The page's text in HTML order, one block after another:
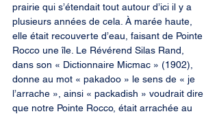
prairie qui s’étendait tout autour d’ici il y a
plusieurs années de cela. À marée haute,
elle était recouverte d’eau, faisant de Pointe
Rocco une île. Le Révérend Silas Rand,
dans son « Dictionnaire Micmac » (1902),
donne au mot « pakadoo » le sens de « je
l’arrache », ainsi « packadish » voudrait dire
que notre Pointe Rocco, était arrachée au